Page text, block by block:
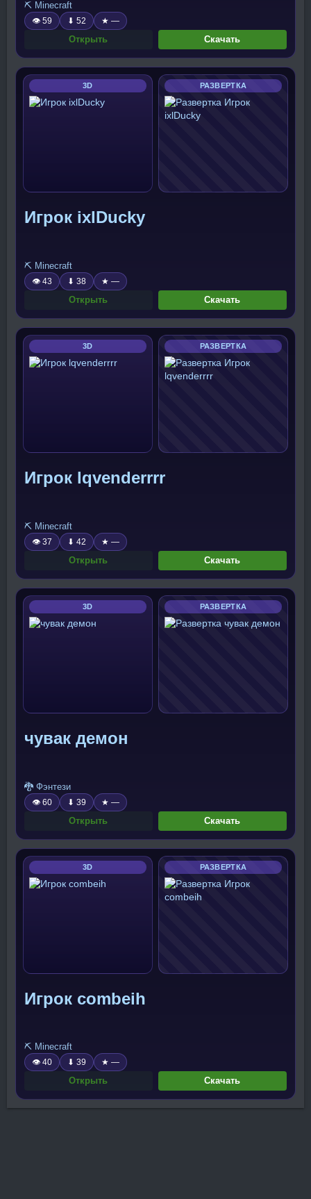
⛏️ Minecraft
👁 59 ⬇ 52 ★ —
Открыть Скачать
3D РАЗВЕРТКА
Игрок ixlDucky
⛏️ Minecraft
👁 43 ⬇ 38 ★ —
Открыть Скачать
3D РАЗВЕРТКА
Игрок lqvenderrrr
⛏️ Minecraft
👁 37 ⬇ 42 ★ —
Открыть Скачать
3D РАЗВЕРТКА
чувак демон
🐉 Фэнтези
👁 60 ⬇ 39 ★ —
Открыть Скачать
3D РАЗВЕРТКА
Игрок combeih
⛏️ Minecraft
👁 40 ⬇ 39 ★ —
Открыть Скачать